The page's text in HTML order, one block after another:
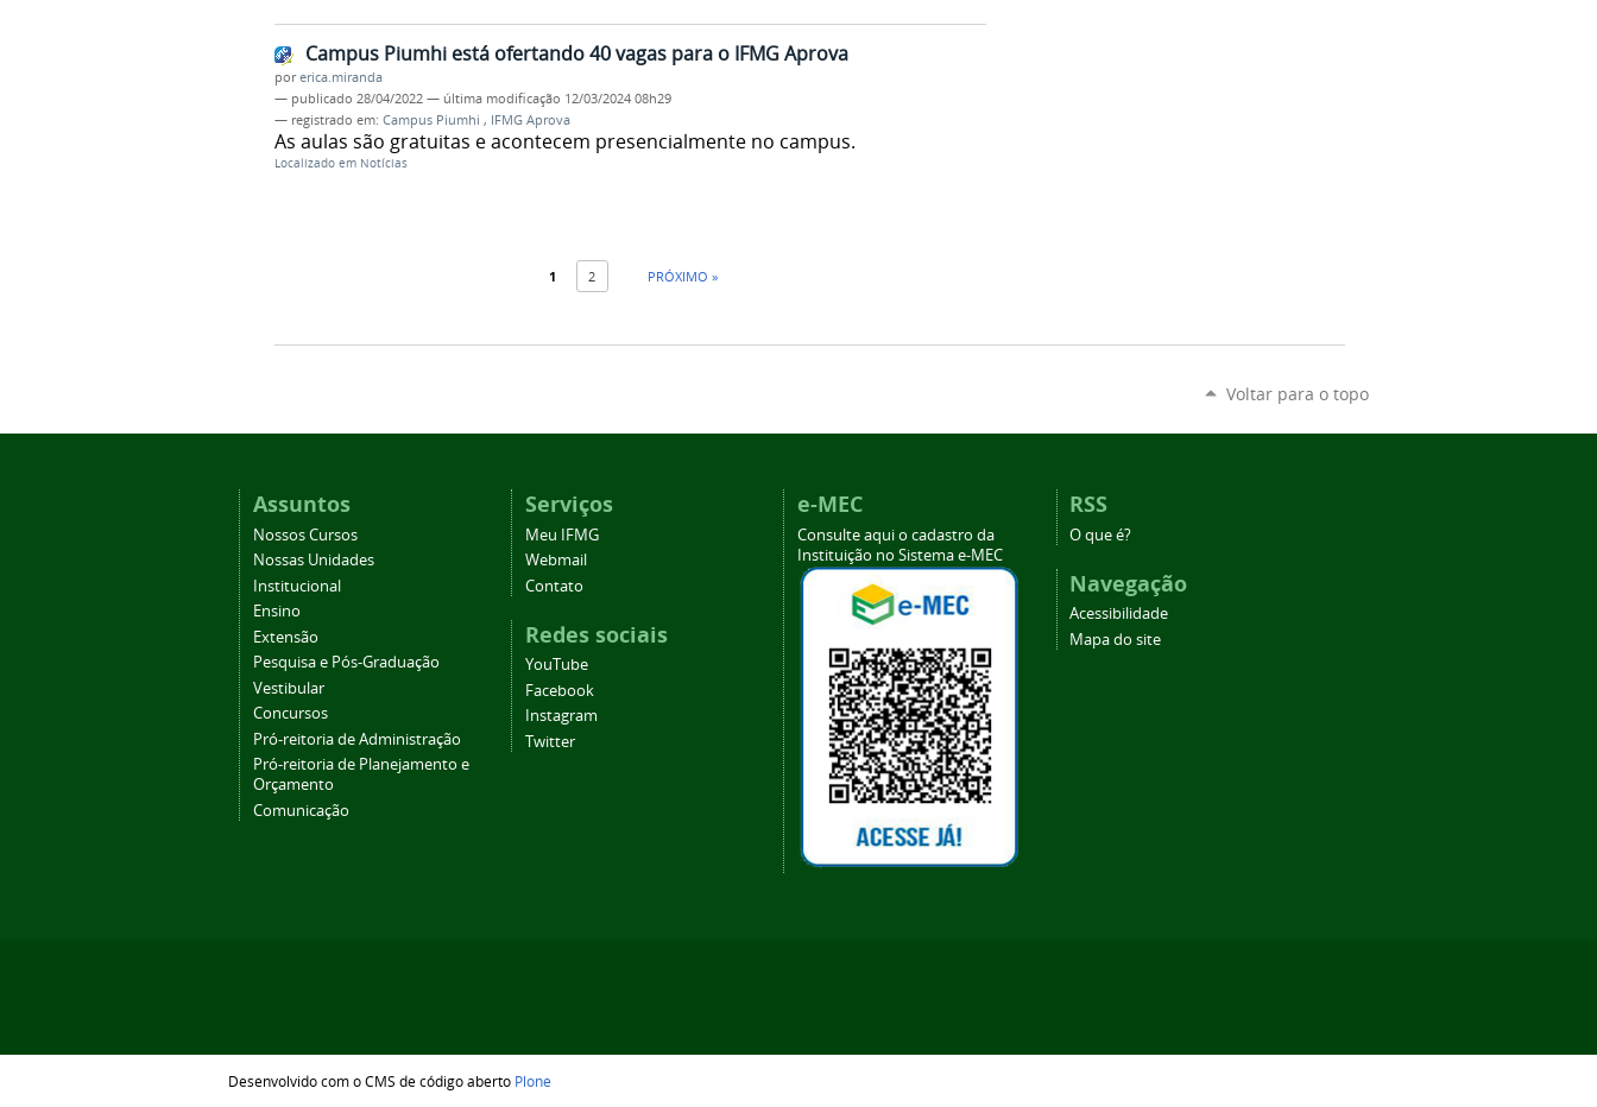
Campus Piumhi está ofertando 40 vagas para o IFMG Aprova
porerica.miranda
— publicado 28/04/2022 — última modificação 12/03/2024 08h29
— registrado em: Campus Piumhi , IFMG Aprova
As aulas são gratuitas e acontecem presencialmente no campus.
Localizado em Notícias
1 2 PRÓXIMO »
Voltar para o topo
Assuntos
Nossos Cursos
Nossas Unidades
Institucional
Ensino
Extensão
Pesquisa e Pós-Graduação
Vestibular
Concursos
Pró-reitoria de Administração
Pró-reitoria de Planejamento e
Orçamento
Comunicação
Serviços
Meu IFMG
Webmail
Contato
Redes sociais
YouTube
Facebook
Instagram
Twitter
e-MEC
Consulte aqui o cadastro da
Instituição no Sistema e-MEC
RSS
O que é?
Navegação
Acessibilidade
Mapa do site
Desenvolvido com o CMS de código aberto Plone